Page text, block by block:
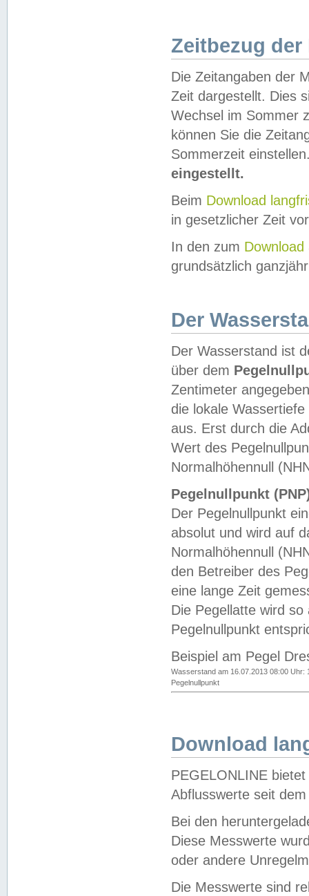
Zeitbezug der
Die Zeitangaben der
Zeit dargestellt. Dies
Wechsel im Sommer
können Sie die
Sommerzeit
eingestellt.
Beim Download
in gesetzlicher Zeit
In den zum Download
grundsätzlich
Der
Der Wasserstand ist
über dem
Zentimeter
die lokale
aus. Erst durch die
Wert des
Normalhöhennull
Pegelnullpunkt
Der Pegelnullpunkt
absolut und wird auf
Normalhöhennull
den Betreiber des
eine lange Zeit
Die Pegellatte wird
Pegelnullpunkt
Beispiel am Pegel
Wasserstand am 16.07.2013 08:00 Uhr:
Pegelnullpunkt
Download
PEGELONLINE
Abflusswerte seit
Bei den
Diese Messwerte
oder andere
Die Messwerte sind